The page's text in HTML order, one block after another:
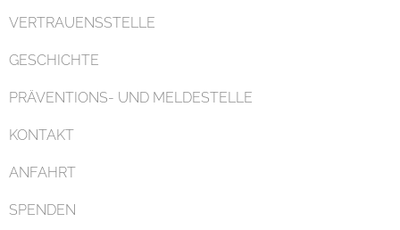
VERTRAUENSSTELLE
GESCHICHTE
PRÄVENTIONS- UND MELDESTELLE
KONTAKT
ANFAHRT
SPENDEN